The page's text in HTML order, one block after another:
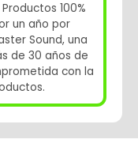
100%
un año por
Sound, una
de 30 años de
con la